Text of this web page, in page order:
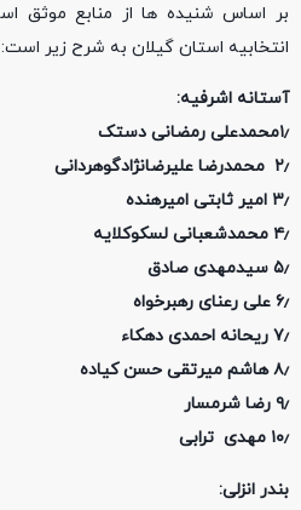
انتخابیه استان گیلان به شرح زیر است:
آستانه اشرفیه:
۱٫محمدعلی رمضانی دستک
۲٫ محمدرضا علیرضانژادگوهردانی
۳٫ امیر ثابتی امیرهنده
۴٫ محمدشعبانی لسکوکلایه
۵٫ سیدمهدی صادق
۶٫ علی رعنای رهبرخواه
۷٫ ریحانه احمدی دهکاء
۸٫ هاشم میرتقی حسن کیاده
۹٫ رضا شرمسار
۱۰٫ مهدی ترابی
بندر انزلی: